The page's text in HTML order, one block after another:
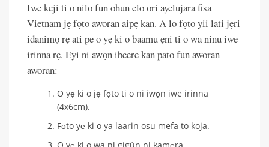
Iwe keji ti o nilo fun ohun elo ori ayelujara fisa
Vietnam jẹ fọto aworan aipẹ kan. A lo fọto yii lati jẹri
idanimọ rẹ ati pe o yẹ ki o baamu ẹni ti o wa ninu iwe
irinna rẹ. Eyi ni awọn ibeere kan pato fun aworan
aworan:
O yẹ ki o jẹ fọto ti o ni iwọn iwe irinna
(4x6cm).
Fọto yẹ ki o ya laarin osu mefa to koja.